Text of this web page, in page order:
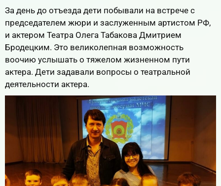
За день до отъезда дети побывали на встрече с
председателем жюри и заслуженным артистом РФ,
и актером Театра Олега Табакова Дмитрием
Бродецким. Это великолепная возможность
воочию услышать о тяжелом жизненном пути
актера. Дети задавали вопросы о театральной
деятельности актера.